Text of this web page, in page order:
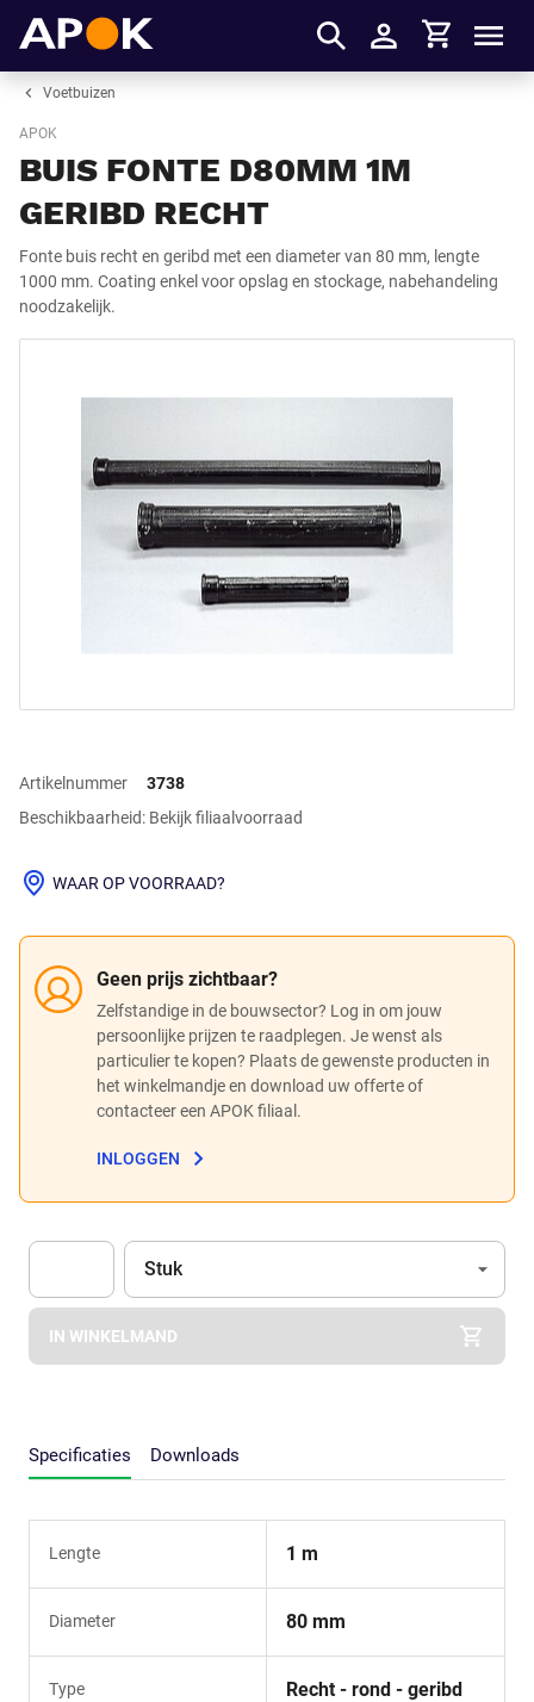
Inloggen
Winkelmandje
Voetbuizen
APOK
BUIS FONTE D80MM 1M
GERIBD RECHT
Fonte buis recht en geribd met een diameter van 80 mm, lengte
1000 mm. Coating enkel voor opslag en stockage, nabehandeling
noodzakelijk.
Artikelnummer
3738
Beschikbaarheid: Bekijk filiaalvoorraad
Geen prijs zichtbaar?
Zelfstandige in de bouwsector? Log in om jouw
persoonlijke prijzen te raadplegen. Je wenst als
particulier te kopen? Plaats de gewenste producten in
het winkelmandje en download uw offerte of
contacteer een APOK filiaal.
INLOGGEN
WAAR OP VOORRAAD?
Apok.Product.Detail.AddToCart.Quantity (Optioneel)
Eenheid
Stuk
IN WINKELMAND
Specificaties Downloads
Lengte 1 m
Diameter 80 mm
Type Recht - rond - geribd